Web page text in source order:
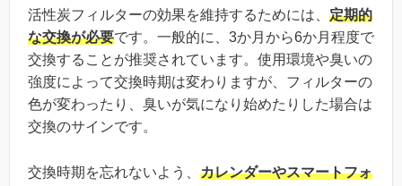
活性炭フィルターの効果を維持するためには、 定期的
な交換が必要です。一般的に、3か月から6か月程度で
交換することが推奨されています。使用環境や臭いの
強度によって交換時期は変わりますが、フィルターの
色が変わったり、臭いが気になり始めたりした場合は
交換のサインです。
交換時期を忘れないよう、 カレンダーやスマートフォ